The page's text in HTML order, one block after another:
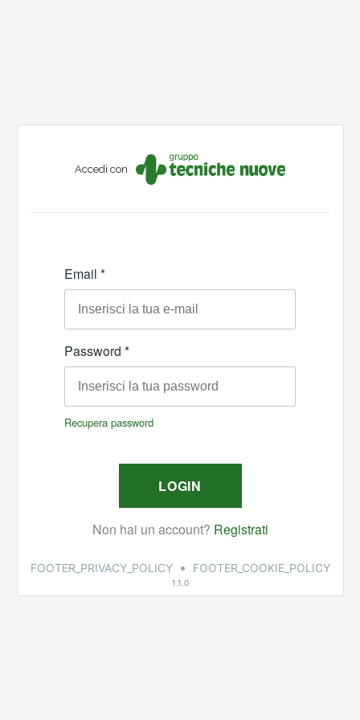
Accedi con
FOOTER_PRIVACY_POLICY • FOOTER_COOKIE_POLICY
1.1.0